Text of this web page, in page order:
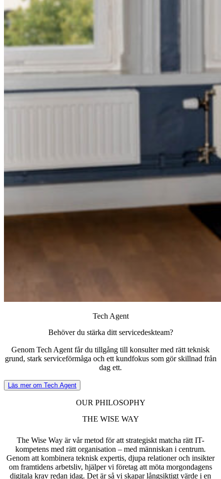
Tech Agent
Behöver du stärka ditt servicedeskteam?
Genom Tech Agent får du tillgång till konsulter med rätt teknisk
grund, stark serviceförmåga och ett kundfokus som gör skillnad från
dag ett.
Läs mer om Tech Agent
OUR PHILOSOPHY
THE WISE WAY
The Wise Way är vår metod för att strategiskt matcha rätt IT-
kompetens med rätt organisation – med människan i centrum.
Genom att kombinera teknisk expertis, djupa relationer och insikter
om framtidens arbetsliv, hjälper vi företag att möta morgondagens
digitala krav redan idag. Det är så vi skapar långsiktigt värde i en